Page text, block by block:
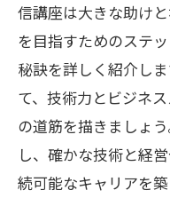
信講座は大きな助け
を目指すためのステ
秘訣を詳しく紹介し
て、技術力とビジネ
の道筋を描きましょ
し、確かな技術と経
続可能なキャリアを築